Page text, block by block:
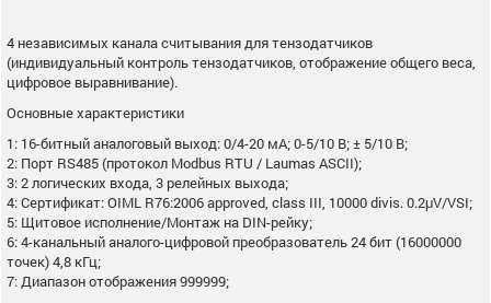
4 независимых канала считывания для тензодатчиков
(индивидуальный контроль тензодатчиков, отображение общего веса,
цифровое выравнивание).
Основные характеристики
1: 16-битный аналоговый выход: 0/4-20 мА; 0-5/10 В; ± 5/10 В;
2: Порт RS485 (протокол Modbus RTU / Laumas ASCII);
3: 2 логических входа, 3 релейных выхода;
4: Сертификат: OIML R76:2006 approved, class III, 10000 divis. 0.2μV/VSI;
5: Щитовое исполнение/Монтаж на DIN-рейку;
6: 4-канальный аналого-цифровой преобразователь 24 бит (16000000
точек) 4,8 кГц;
7: Диапазон отображения 999999;